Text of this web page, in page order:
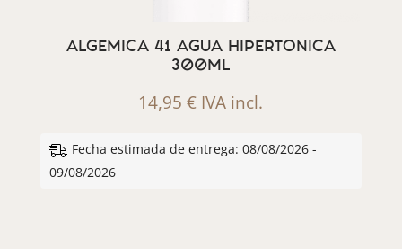
ALGEMICA 41 AGUA HIPERTONICA
300ML
14,95€ IVA incl.
Fecha estimada de entrega: 08/08/2026 -
09/08/2026